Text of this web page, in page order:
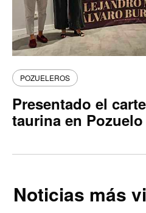
POZUELEROS
Presentado el
taurina en
Noticias más